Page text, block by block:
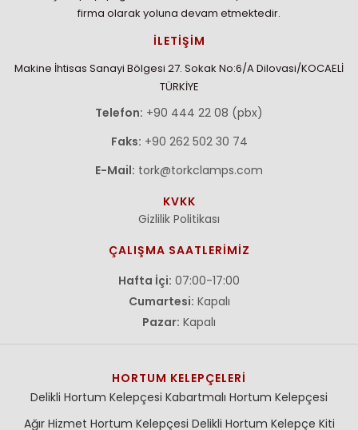
firma olarak yoluna devam etmektedir.
İLETİŞİM
Makine İhtisas Sanayi Bölgesi 27. Sokak No:6/A Dilovasi/KOCAELİ
TÜRKİYE
Telefon: +90 444 22 08 (pbx)
Faks: +90 262 502 30 74
E-Mail: tork@torkclamps.com
KVKK
Gizlilik Politikası
ÇALIŞMA SAATLERİMİZ
Hafta İçi: 07:00-17:00
Cumartesi: Kapalı
Pazar: Kapalı
HORTUM KELEPÇELERI
Delikli Hortum Kelepçesi Kabartmalı Hortum Kelepçesi
Ağır Hizmet Hortum Kelepçesi Delikli Hortum Kelepçe Kiti